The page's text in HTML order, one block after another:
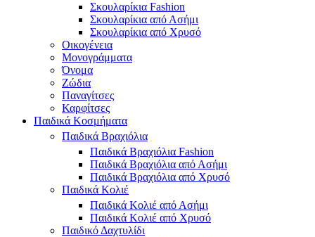
Σκουλαρίκια Fashion
Σκουλαρίκια από Ασήμι
Σκουλαρίκια από Χρυσό
Οικογένεια
Μονογράμματα
Όνομα
Ζώδια
Παναγίτσες
Καρφίτσες
Παιδικά Κοσμήματα
Παιδικά Βραχιόλια
Παιδικά Βραχιόλια Fashion
Παιδικά Βραχιόλια από Ασήμι
Παιδικά Βραχιόλια από Χρυσό
Παιδικά Κολιέ
Παιδικά Κολιέ από Ασήμι
Παιδικά Κολιέ από Χρυσό
Παιδικό Δαχτυλίδι